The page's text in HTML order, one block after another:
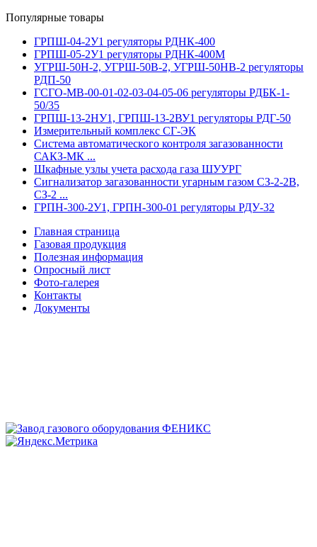
Популярные товары
ГРПШ-04-2У1 регуляторы РДНК-400
ГРПШ-05-2У1 регуляторы РДНК-400М
УГРШ-50Н-2, УГРШ-50В-2, УГРШ-50НВ-2 регуляторы
РДП-50
ГСГО-МВ-00-01-02-03-04-05-06 регуляторы РДБК-1-
50/35
ГРПШ-13-2НУ1, ГРПШ-13-2ВУ1 регуляторы РДГ-50
Измерительный комплекс СГ-ЭК
Система автоматического контроля загазованности
САКЗ-МК ...
Шкафные узлы учета расхода газа ШУУРГ
Сигнализатор загазованности угарным газом СЗ-2-2В,
СЗ-2 ...
ГРПН-300-2У1, ГРПН-300-01 регуляторы РДУ-32
Главная страница
Газовая продукция
Полезная информация
Опросный лист
Фото-галерея
Контакты
Документы